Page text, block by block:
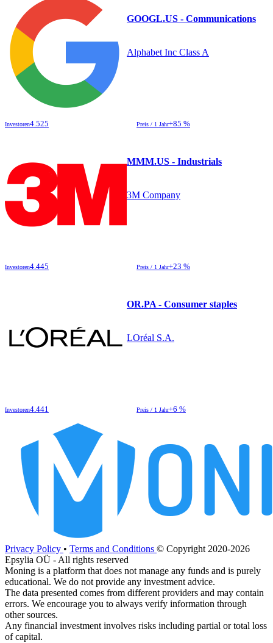
GOOGL.US - Communications
Alphabet Inc Class A
Investoren4.525 Preis / 1 Jahr+85 %
MMM.US - Industrials
3M Company
Investoren4.445 Preis / 1 Jahr+23 %
OR.PA - Consumer staples
LOréal S.A.
Investoren4.441 Preis / 1 Jahr+6 %
Privacy Policy • Terms and Conditions © Copyright 2020-2026
Epsylia OÜ - All rights reserved
Moning is a platform that does not manage any funds and is purely
educational. We do not provide any investment advice.
The data presented comes from different providers and may contain
errors. We encourage you to always verify information through
other sources.
Any financial investment involves risks including partial or total loss
of capital.